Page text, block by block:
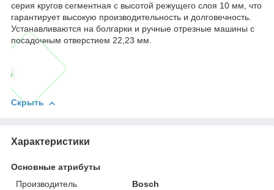
серия кругов сегментная с высотой режущего слоя 10 мм, что
гарантирует высокую производительность и долговечность.
Устанавливаются на болгарки и ручные отрезные машины с
посадочным отверстием 22,23 мм.
Скрыть
Характеристики
Основные атрибуты
Производитель
Bosch